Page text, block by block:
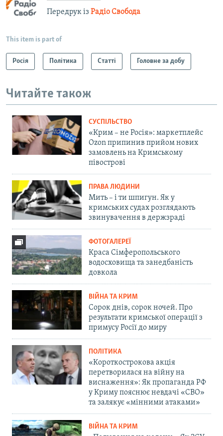
Передрук із Радіо Свобода
This item is part of
Росія Політика Статті Головне за добу
Читайте також
СУСПІЛЬСТВО
«Крим – не Росія»: маркетплейс
Ozon припинив прийом нових
замовлень на Кримському
півострові
ПРАВА ЛЮДИНИ
Мить – і ти шпигун. Як у
кримських судах розглядають
звинувачення в держзраді
ФОТОГАЛЕРЕЇ
Краса Сімферопольського
водосховища та занедбаність
довкола
ВІЙНА ТА КРИМ
Сорок днів, сорок ночей. Про
результати кримської операції з
примусу Росії до миру
ПОЛІТИКА
«Короткострокова акція
перетворилася на війну на
виснаження»: Як пропаганда РФ
у Криму пояснює невдачі «СВО»
та залякує «мінними атаками»
ВІЙНА ТА КРИМ